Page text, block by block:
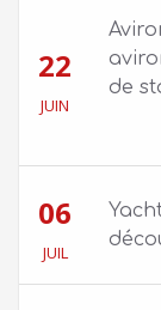
22
JUIN
de
06
JUIL